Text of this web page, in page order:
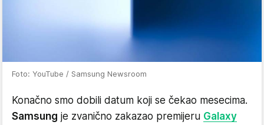
Foto: YouTube / Samsung Newsroom
Konačno smo dobili datum koji se čekao mesecima.
Samsung je zvanično zakazao premijeru Galaxy